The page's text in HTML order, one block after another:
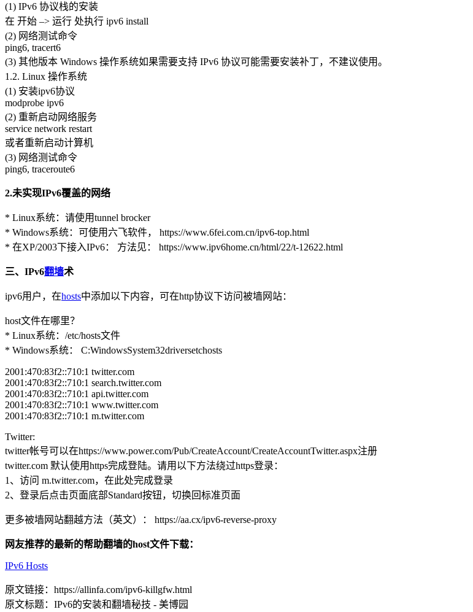
(1) IPv6 协议栈的安装
在 开始 –> 运行 处执行 ipv6 install
(2) 网络测试命令
ping6, tracert6
(3) 其他版本 Windows 操作系统如果需要支持 IPv6 协议可能需要安装补丁，不建议使用。
1.2. Linux 操作系统
(1) 安装ipv6协议
modprobe ipv6
(2) 重新启动网络服务
service network restart
或者重新启动计算机
(3) 网络测试命令
ping6, traceroute6
2.未实现IPv6覆盖的网络
* Linux系统：请使用tunnel brocker
* Windows系统：可使用六飞软件， https://www.6fei.com.cn/ipv6-top.html
* 在XP/2003下接入IPv6： 方法见： https://www.ipv6home.cn/html/22/t-12622.html
三、IPv6翻墙术
ipv6用户，在hosts中添加以下内容，可在http协议下访问被墙网站：
host文件在哪里？
* Linux系统：/etc/hosts文件
* Windows系统： C:WindowsSystem32driversetchosts
2001:470:83f2::710:1 twitter.com
2001:470:83f2::710:1 search.twitter.com
2001:470:83f2::710:1 api.twitter.com
2001:470:83f2::710:1 www.twitter.com
2001:470:83f2::710:1 m.twitter.com
Twitter:
twitter帐号可以在https://www.power.com/Pub/CreateAccount/CreateAccountTwitter.aspx注册
twitter.com 默认使用https完成登陆。请用以下方法绕过https登录：
1、访问 m.twitter.com，在此处完成登录
2、登录后点击页面底部Standard按钮，切换回标准页面
更多被墙网站翻越方法（英文）： https://aa.cx/ipv6-reverse-proxy
网友推荐的最新的帮助翻墙的host文件下载：
IPv6 Hosts
原文链接：https://allinfa.com/ipv6-killgfw.html
原文标题：IPv6的安装和翻墙秘技 - 美博园